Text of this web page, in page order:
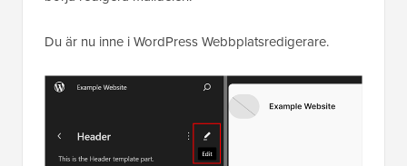
Du är nu inne i WordPress Webbplatsredigerare.